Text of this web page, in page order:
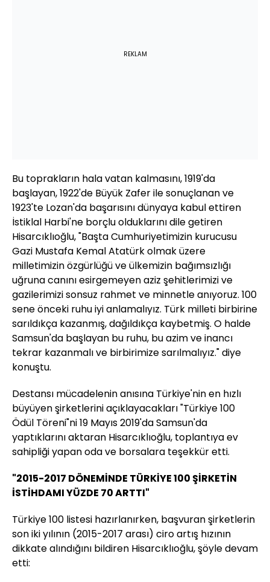
REKLAM
Bu toprakların hala vatan kalmasını, 1919'da
başlayan, 1922'de Büyük Zafer ile sonuçlanan ve
1923'te Lozan'da başarısını dünyaya kabul ettiren
İstiklal Harbi'ne borçlu olduklarını dile getiren
Hisarcıklıoğlu, "Başta Cumhuriyetimizin kurucusu
Gazi Mustafa Kemal Atatürk olmak üzere
milletimizin özgürlüğü ve ülkemizin bağımsızlığı
uğruna canını esirgemeyen aziz şehitlerimizi ve
gazilerimizi sonsuz rahmet ve minnetle anıyoruz. 100
sene önceki ruhu iyi anlamalıyız. Türk milleti birbirine
sarıldıkça kazanmış, dağıldıkça kaybetmiş. O halde
Samsun'da başlayan bu ruhu, bu azim ve inancı
tekrar kazanmalı ve birbirimize sarılmalıyız." diye
konuştu.
Destansı mücadelenin anısına Türkiye'nin en hızlı
büyüyen şirketlerini açıklayacakları "Türkiye 100
Ödül Töreni"ni 19 Mayıs 2019'da Samsun'da
yaptıklarını aktaran Hisarcıklıoğlu, toplantıya ev
sahipliği yapan oda ve borsalara teşekkür etti.
"2015-2017 DÖNEMİNDE TÜRKİYE 100 ŞİRKETİN
İSTİHDAMI YÜZDE 70 ARTTI"
Türkiye 100 listesi hazırlanırken, başvuran şirketlerin
son iki yılının (2015-2017 arası) ciro artış hızının
dikkate alındığını bildiren Hisarcıklıoğlu, şöyle devam
etti: